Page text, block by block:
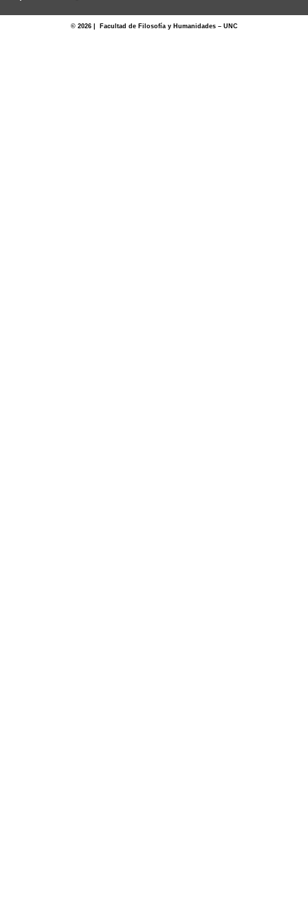
© 2026 | Facultad de Filosofía y Humanidades – UNC